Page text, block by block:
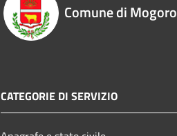
Comune di Mogoro
CATEGORIE DI SERVIZIO